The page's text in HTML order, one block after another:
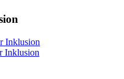
Inklusion
Inklusion